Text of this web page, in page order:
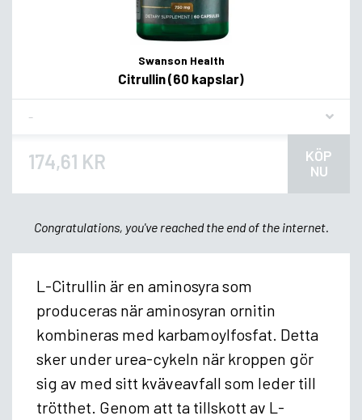
Swanson Health
Citrullin (60 kapslar)
174,61 KR
KÖP
NU
Congratulations, you've reached the end of the internet.
L-Citrullin är en aminosyra som
produceras när aminosyran ornitin
kombineras med karbamoylfosfat. Detta
sker under urea-cykeln när kroppen gör
sig av med sitt kväveavfall som leder till
trötthet. Genom att ta tillskott av L-